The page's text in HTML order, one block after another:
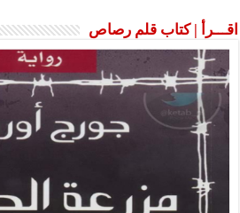
اقـــرأ | كتاب قلم رصاص